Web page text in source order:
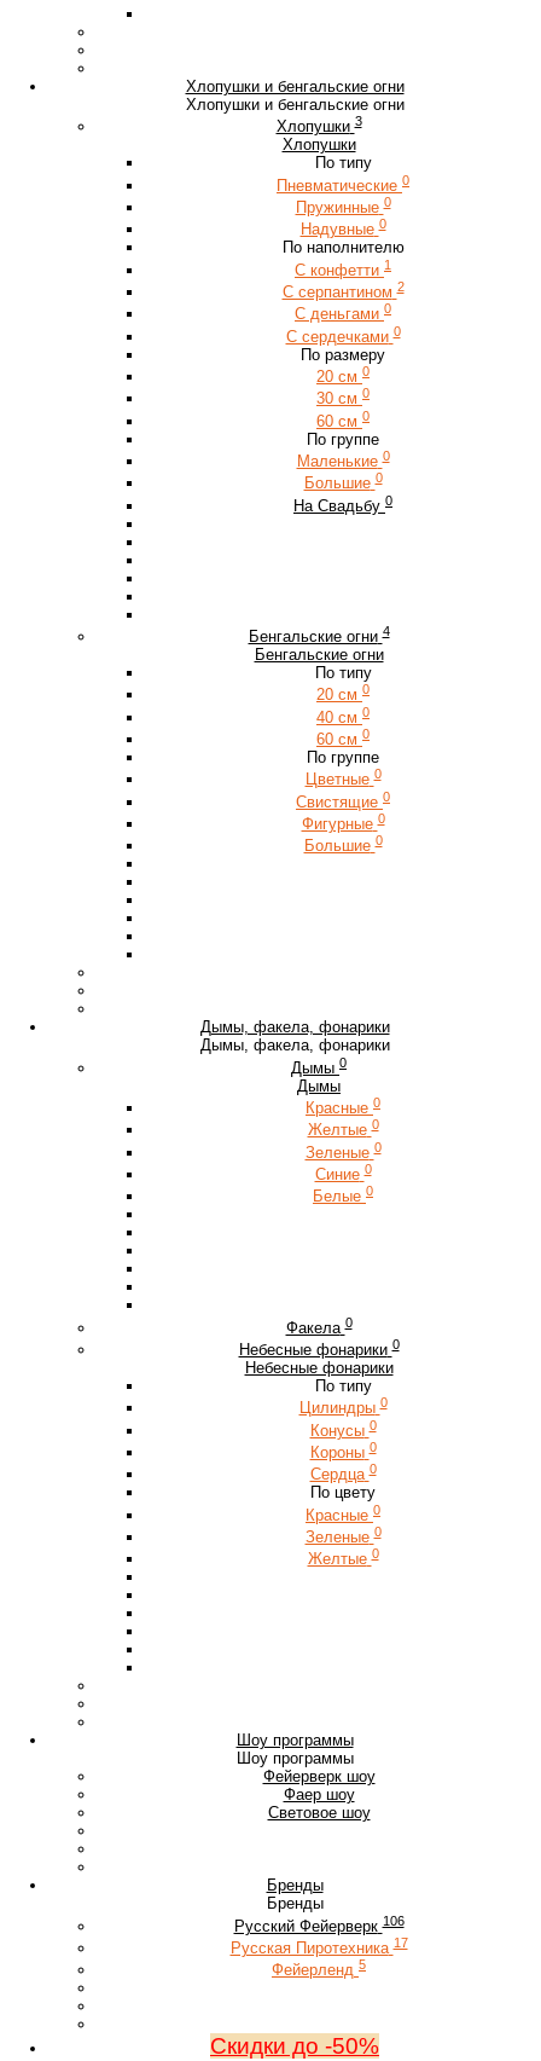
Хлопушки и бенгальские огни
Хлопушки и бенгальские огни
Хлопушки 3
Хлопушки
По типу
Пневматические 0
Пружинные 0
Надувные 0
По наполнителю
С конфетти 1
С серпантином 2
С деньгами 0
С сердечками 0
По размеру
20 см 0
30 см 0
60 см 0
По группе
Маленькие 0
Большие 0
На Свадьбу 0
Бенгальские огни 4
Бенгальские огни
По типу
20 см 0
40 см 0
60 см 0
По группе
Цветные 0
Свистящие 0
Фигурные 0
Большие 0
Дымы, факела, фонарики
Дымы, факела, фонарики
Дымы 0
Дымы
Красные 0
Желтые 0
Зеленые 0
Синие 0
Белые 0
Факела 0
Небесные фонарики 0
Небесные фонарики
По типу
Цилиндры 0
Конусы 0
Короны 0
Сердца 0
По цвету
Красные 0
Зеленые 0
Желтые 0
Шоу программы
Шоу программы
Фейерверк шоу
Фаер шоу
Световое шоу
Бренды
Бренды
Русский Фейерверк 106
Русская Пиротехника 17
Фейерленд 5
Скидки до -50%